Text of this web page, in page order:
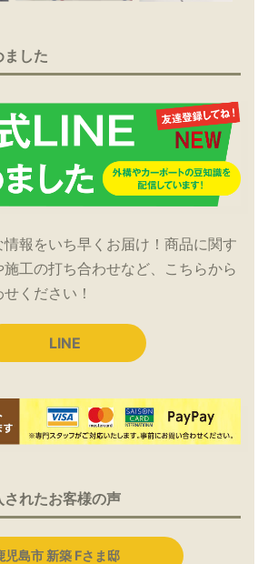
ました
報をいち早くお届け！商品に関す
工の打ち合わせなど、こちらから
ください！
LINE
れたお客様の声
児島市 新築 Fさま邸